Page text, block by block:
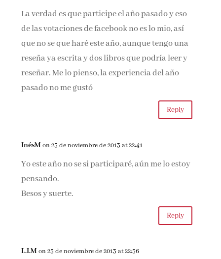
La verdad es que participe el año pasado y eso
de las votaciones de facebook no es lo mio, así
que no se que haré este año, aunque tengo una
reseña ya escrita y dos libros que podría leer y
reseñar. Me lo pienso, la experiencia del año
pasado no me gustó
Reply
InésMon 25 de noviembre de 2013 at 22:41
Yo este año no se si participaré, aún me lo estoy
pensando.
Besos y suerte.
Reply
L.I.Mon 25 de noviembre de 2013 at 22:56